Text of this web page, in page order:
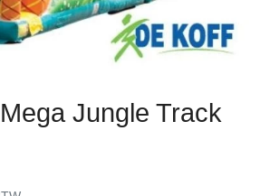
Jungle Track